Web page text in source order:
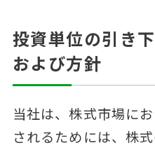
投資単位の引き
および方針
当社は、株式市場に
されるためには、株